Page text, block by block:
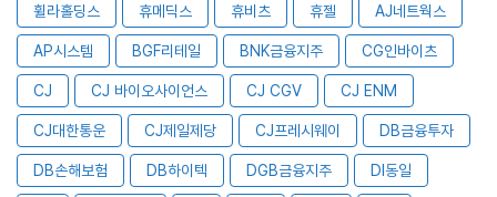
휠라홀딩스 휴메딕스 휴비츠 휴젤 AJ네트웍스
AP시스템 BGF리테일 BNK금융지주 CG인바이츠
CJ CJ 바이오사이언스 CJ CGV CJ ENM
CJ대한통운 CJ제일제당 CJ프레시웨이 DB금융투자
DB손해보험 DB하이텍 DGB금융지주 DI동일